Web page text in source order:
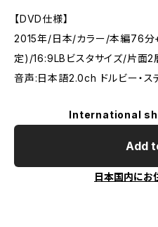
【DVD仕様】
2015年/日本/カラー/本編76分
定)/16:9LBビスタサイズ/片面2
音声:日本語2.0ch ドルビー・ス
International
Add
日本国内にお